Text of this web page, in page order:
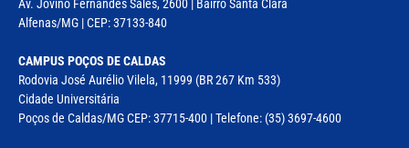
Av. Jovino Fernandes Sales, 2600 | Bairro Santa Clara
Alfenas/MG | CEP: 37133-840
CAMPUS POÇOS DE CALDAS
Rodovia José Aurélio Vilela, 11999 (BR 267 Km 533)
Cidade Universitária
Poços de Caldas/MG CEP: 37715-400 | Telefone: (35) 3697-4600